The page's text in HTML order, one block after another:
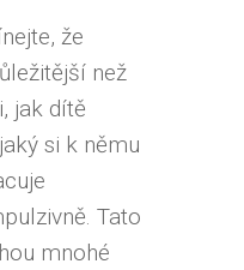
že
než
jak dítě
si k němu
Tato
mnohé